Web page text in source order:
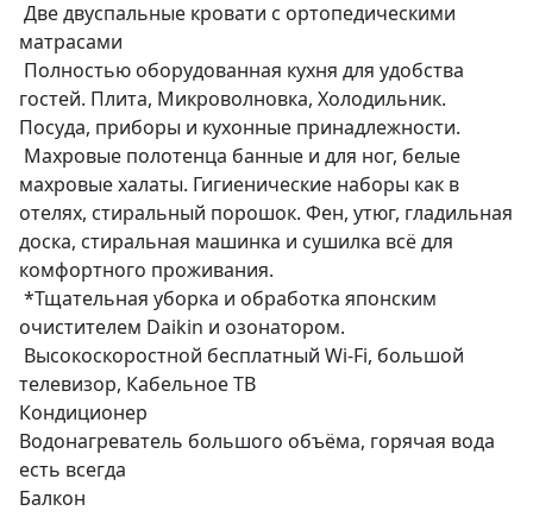
матрасами
гостей. Плита, Микроволновка, Холодильник.
Посуда, приборы и кухонные принадлежности.
махровые халаты. Гигиенические наборы как в
отелях, стиральный порошок. Фен, утюг, гладильная
доска, стиральная машинка и сушилка всё для
комфортного проживания.
очистителем Daikin и озонатором.
телевизор, Кабельное ТВ
Кондиционер
Водонагреватель большого объёма, горячая вода
есть всегда
Балкон